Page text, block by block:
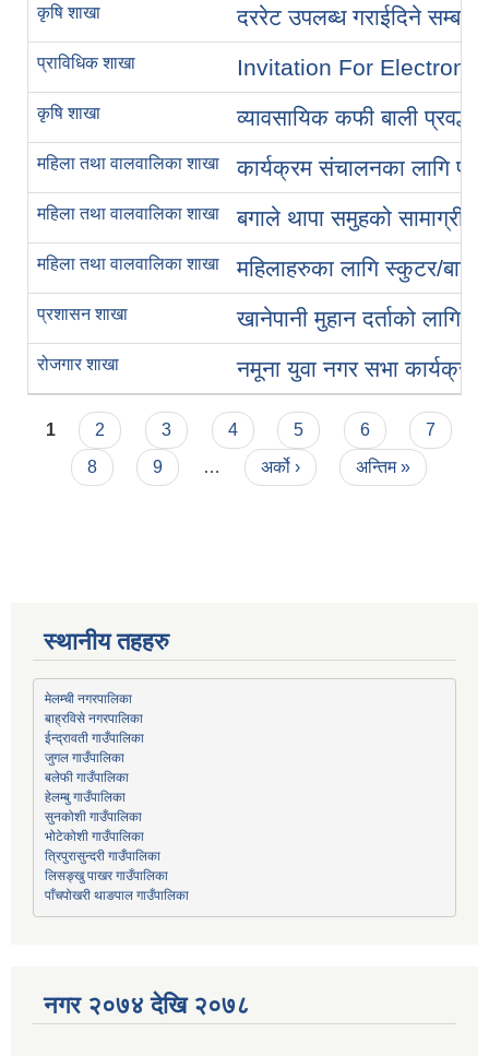
कृषि शाखा दररेट उपलब्ध गराईदिने
प्राविधिक शाखा Invitation For
कृषि शाखा व्यावसायिक कफी बाली
महिला तथा वालवालिका शाखा कार्यक्रम संचालनका लागि
महिला तथा वालवालिका शाखा बगाले थापा समुहको सामाग्री
महिला तथा वालवालिका शाखा महिलाहरुका लागि स्कुटर/
प्रशासन शाखा खानेपानी मुहान दर्ताको लागि
रोजगार शाखा नमूना युवा नगर सभा
Pages
1 2 3 4 5 6
7
8
9 … अर्को › अन्तिम »
स्थानीय तहहरु
मेलम्ची नगरपालिका
बाह्रविसे नगरपालिका
ईन्द्रावती गाउँपालिका
जुगल गाउँपालिका
बलेफी गाउँपालिका
हेलम्बु गाउँपालिका
सुनकोशी गाउँपालिका
भोटेकोशी गाउँपालिका
त्रिपुरासुन्दरी गाउँपालिका
लिसङ्खु पाखर गाउँपालिका
पाँचपोखरी थाङपाल गाउँपालिका
नगर २०७४ देखि २०७८